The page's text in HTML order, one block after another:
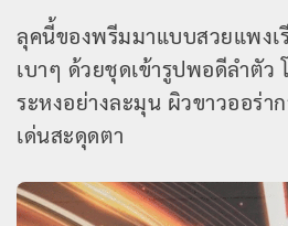
ลุคนี้ของพรีมมาแบบสวยแพงเ
เบาๆ ด้วยชุดเข้ารูปพอดีลำตัว
ระหงอย่างละมุน ผิวขาวออร่า
เด่นสะดุดตา